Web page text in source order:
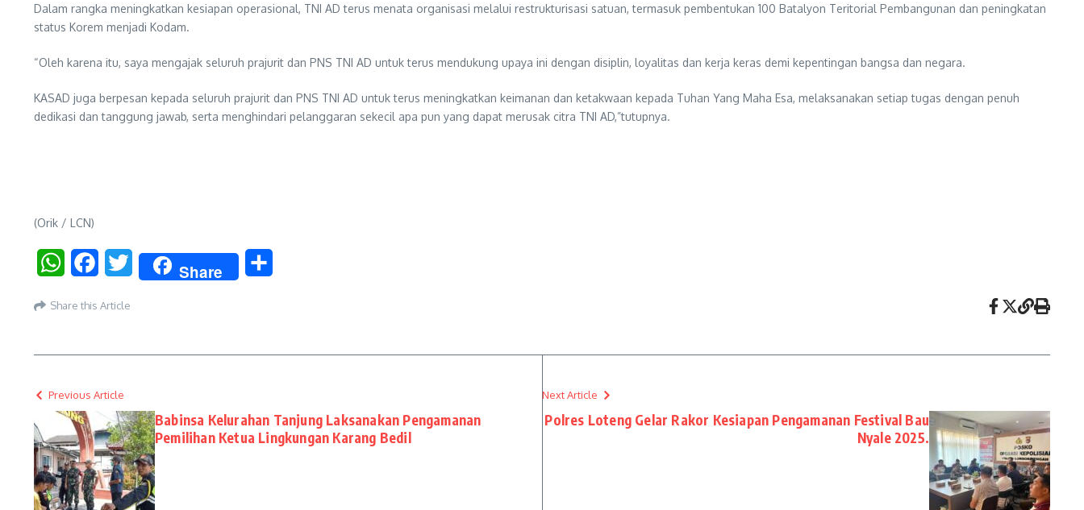
Dalam rangka meningkatkan kesiapan operasional, TNI AD terus menata organisasi melalui restrukturisasi satuan, termasuk pembentukan 100 Batalyon Teritorial Pembangunan dan peningkatan
status Korem menjadi Kodam.
“Oleh karena itu, saya mengajak seluruh prajurit dan PNS TNI AD untuk terus mendukung upaya ini dengan disiplin, loyalitas dan kerja keras demi kepentingan bangsa dan negara.
KASAD juga berpesan kepada seluruh prajurit dan PNS TNI AD untuk terus meningkatkan keimanan dan ketakwaan kepada Tuhan Yang Maha Esa, melaksanakan setiap tugas dengan penuh
dedikasi dan tanggung jawab, serta menghindari pelanggaran sekecil apa pun yang dapat merusak citra TNI AD,”tutupnya.
(Orik / LCN)
WhatsAppFacebookTwitter Share
Share this Article
Previous Article
Babinsa Kelurahan Tanjung Laksanakan Pengamanan
Pemilihan Ketua Lingkungan Karang Bedil
Next Article
Polres Loteng Gelar Rakor Kesiapan Pengamanan Festival Bau
Nyale 2025.